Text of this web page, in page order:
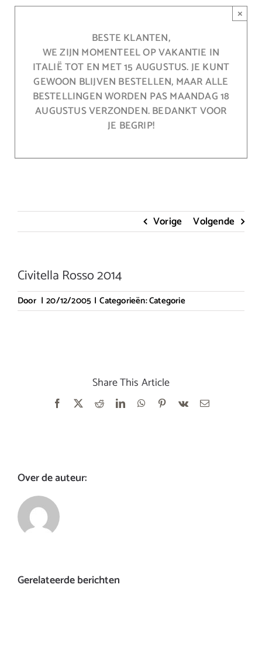
BESTE KLANTEN,
WE ZIJN MOMENTEEL OP VAKANTIE IN
ITALIË TOT EN MET 15 AUGUSTUS. JE KUNT
GEWOON BLIJVEN BESTELLEN, MAAR ALLE
BESTELLINGEN WORDEN PAS MAANDAG 18
AUGUSTUS VERZONDEN. BEDANKT VOOR
JE BEGRIP!
×
Vorige Volgende
Civitella Rosso 2014
Door | 20/12/2005 | Categorieën:Categorie
Share This Article
Facebook RedditLinkedInWhatsApp
Pinterest
Vk
E-
Over de auteur:
Gerelateerde berichten